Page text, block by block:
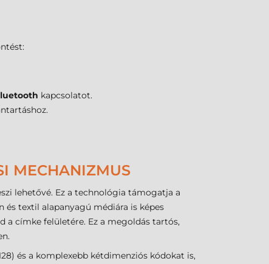
kapcsolatot.
MECHANIZMUS
lehetővé. Ez a technológia támogatja a
és textil alapanyagú médiára is képes
a címke felületére. Ez a megoldás tartós,
és a komplexebb kétdimenziós kódokat is,